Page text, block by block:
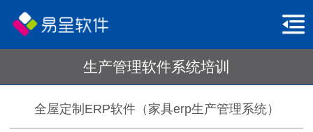
生产管理软件系统培训
全屋定制ERP软件（家具erp生产管理系统）